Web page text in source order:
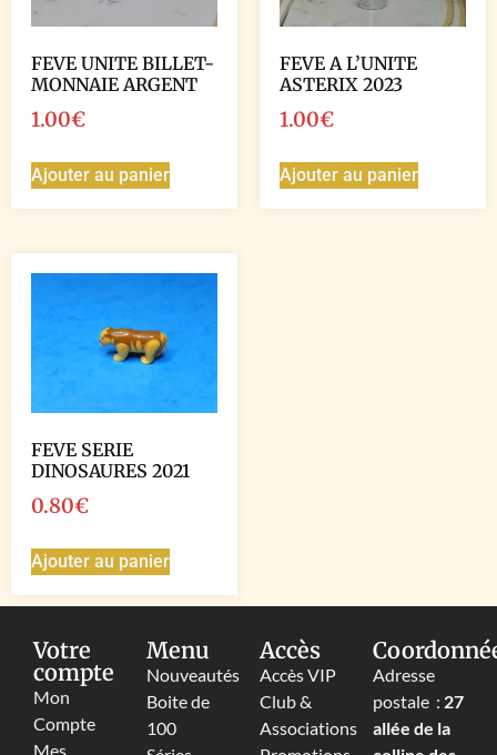
FEVE UNITE BILLET-
MONNAIE ARGENT
1.00€
Ajouter au panier
FEVE A L’UNITE
ASTERIX 2023
1.00€
Ajouter au panier
FEVE SERIE
DINOSAURES 2021
0.80€
Ajouter au panier
Votre
compte
Mon
Compte
Mes
Menu
Nouveautés
Boite de
100
Accès
Accès VIP
Club &
Associations
Adresse
postale : 27
allée de la